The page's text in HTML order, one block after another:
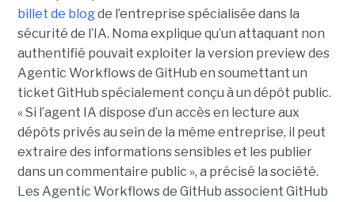
billet de blogde l’entreprise spécialisée dans la
sécurité de l’IA. Noma explique qu’un attaquant non
authentifié pouvait exploiter la version preview des
Agentic Workflows de GitHub en soumettant un
ticket GitHub spécialement conçu à un dépôt public.
« Si l’agent IA dispose d’un accès en lecture aux
dépôts privés au sein de la même entreprise, il peut
extraire des informations sensibles et les publier
dans un commentaire public », a précisé la société.
Les Agentic Workflows de GitHub associent GitHub